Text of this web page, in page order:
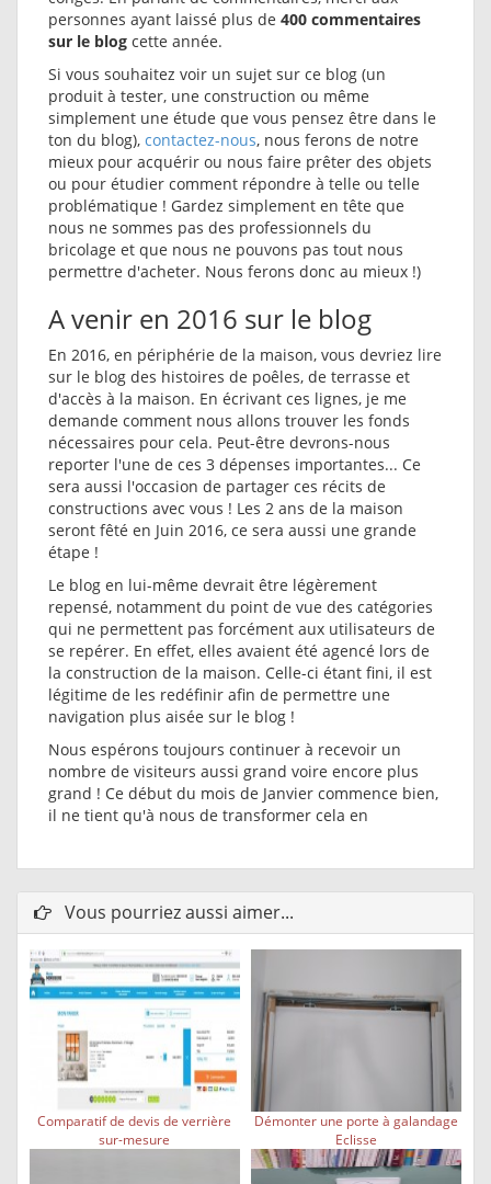
personnes ayant laissé plus de 400 commentaires
sur le blog cette année.
Si vous souhaitez voir un sujet sur ce blog (un
produit à tester, une construction ou même
simplement une étude que vous pensez être dans le
ton du blog), contactez-nous, nous ferons de notre
mieux pour acquérir ou nous faire prêter des objets
ou pour étudier comment répondre à telle ou telle
problématique ! Gardez simplement en tête que
nous ne sommes pas des professionnels du
bricolage et que nous ne pouvons pas tout nous
permettre d'acheter. Nous ferons donc au mieux !)
A venir en 2016 sur le blog
En 2016, en périphérie de la maison, vous devriez lire
sur le blog des histoires de poêles, de terrasse et
d'accès à la maison. En écrivant ces lignes, je me
demande comment nous allons trouver les fonds
nécessaires pour cela. Peut-être devrons-nous
reporter l'une de ces 3 dépenses importantes... Ce
sera aussi l'occasion de partager ces récits de
constructions avec vous ! Les 2 ans de la maison
seront fêté en Juin 2016, ce sera aussi une grande
étape !
Le blog en lui-même devrait être légèrement
repensé, notamment du point de vue des catégories
qui ne permettent pas forcément aux utilisateurs de
se repérer. En effet, elles avaient été agencé lors de
la construction de la maison. Celle-ci étant fini, il est
légitime de les redéfinir afin de permettre une
navigation plus aisée sur le blog !
Nous espérons toujours continuer à recevoir un
nombre de visiteurs aussi grand voire encore plus
grand ! Ce début du mois de Janvier commence bien,
il ne tient qu'à nous de transformer cela en
Vous pourriez aussi aimer...
Comparatif de devis de verrière
sur-mesure
Démonter une porte à galandage
Eclisse